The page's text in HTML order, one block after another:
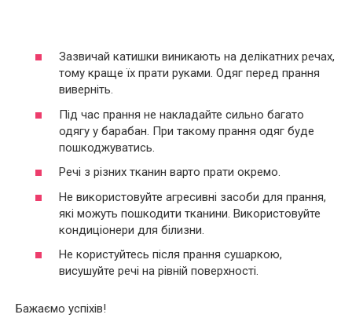
Зазвичай катишки виникають на делікатних речах,
тому краще їх прати руками. Одяг перед прання
виверніть.
Під час прання не накладайте сильно багато
одягу у барабан. При такому прання одяг буде
пошкоджуватись.
Речі з різних тканин варто прати окремо.
Не використовуйте агресивні засоби для прання,
які можуть пошкодити тканини. Використовуйте
кондиціонери для білизни.
Не користуйтесь після прання сушаркою,
висушуйте речі на рівній поверхності.
Бажаємо успіхів!